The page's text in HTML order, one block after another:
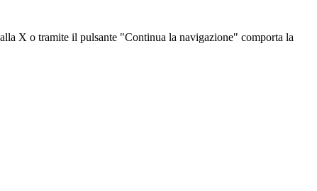
X o tramite il pulsante "Continua la navigazione" comporta la